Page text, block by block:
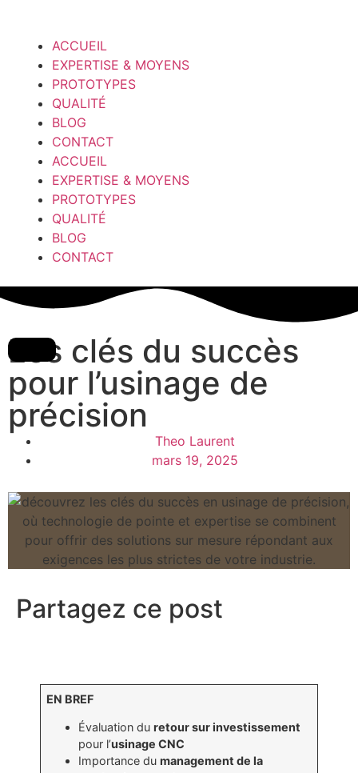
ACCUEIL
EXPERTISE & MOYENS
PROTOTYPES
QUALITÉ
BLOG
CONTACT
ACCUEIL
EXPERTISE & MOYENS
PROTOTYPES
QUALITÉ
BLOG
CONTACT
Les clés du succès
pour l’usinage de
précision
Theo Laurent
mars 19, 2025
Partagez ce post
EN BREF
Évaluation duretour sur investissement
pour l’usinage CNC
Importance dumanagement de la